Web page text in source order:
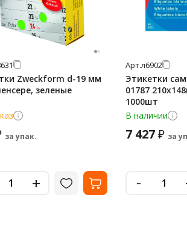
Zweckform d-19 мм
зеленые
за упак.
+
Арт.л6902
Этикетки
01787
1000шт
В наличии
7 427₽ за
-